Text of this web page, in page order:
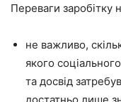
Переваги заробітку
не важливо,
якого
та досвід